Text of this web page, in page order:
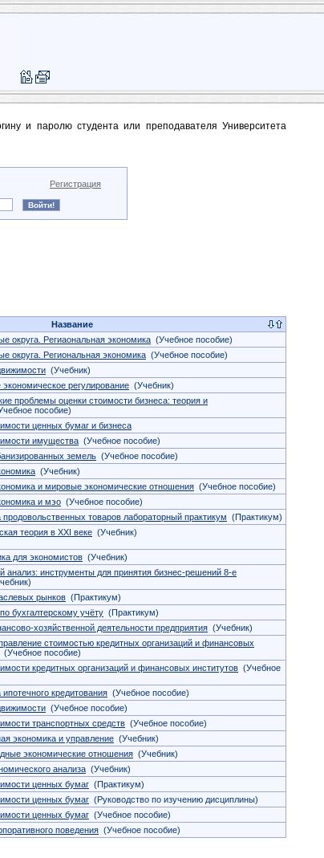
и паролю студента или преподавателя Университета
Регистрация
Название
округа. Региаональная экономика (Учебное пособие)
округа. Региональная экономика (Учебное пособие)
(Учебник)
экономическое регулирование (Учебник)
проблемы оценки стоимости бизнеса: теория и
пособие)
ценных бумаг и бизнеса
имущества (Учебное пособие)
земель (Учебное пособие)
(Учебник)
и мировые экономические отношения (Учебное пособие)
и мэо (Учебное пособие)
продовольственных товаров лабораторный практикум (Практикум)
теория в XXI веке (Учебник)
для экономистов (Учебник)
анализ: инструменты для принятия бизнес-решений 8-е
рынков (Практикум)
бухгалтерскому учёту (Практикум)
хозяйственной деятельности предприятия (Учебник)
стоимостью кредитных организаций и финансовых
(Учебное пособие)
кредитных организаций и финансовых институтов (Учебное
ипотечного кредитования (Учебное пособие)
(Учебное пособие)
транспортных средств (Учебное пособие)
экономика и управление (Учебник)
экономические отношения (Учебник)
анализа (Учебник)
ценных бумаг (Практикум)
ценных бумаг (Руководство по изучению дисциплины)
ценных бумаг (Учебное пособие)
поведения (Учебное пособие)